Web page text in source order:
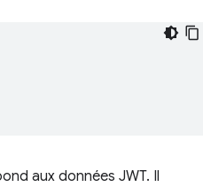
aux données JWT. Il